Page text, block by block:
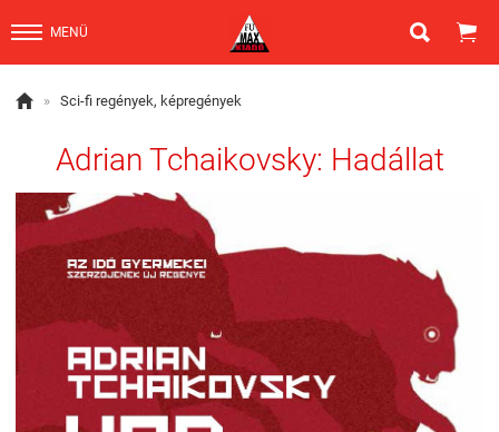
MENÜ  
 » Sci-fi regények, képregények
Adrian Tchaikovsky: Hadállat